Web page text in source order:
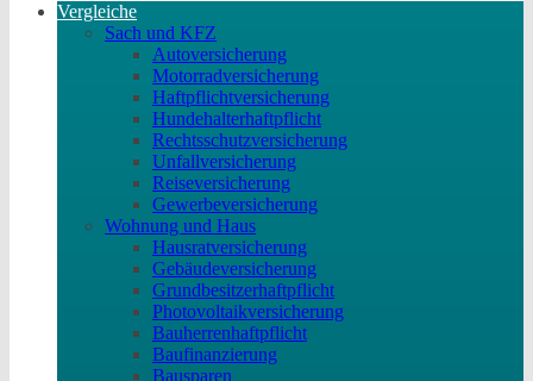
Vergleiche
Sach und KFZ
Autoversicherung
Motorradversicherung
Haftpflichtversicherung
Hundehalterhaftpflicht
Rechtsschutzversicherung
Unfallversicherung
Reiseversicherung
Gewerbeversicherung
Wohnung und Haus
Hausratversicherung
Gebäudeversicherung
Grundbesitzerhaftpflicht
Photovoltaikversicherung
Bauherrenhaftpflicht
Baufinanzierung
Bausparen